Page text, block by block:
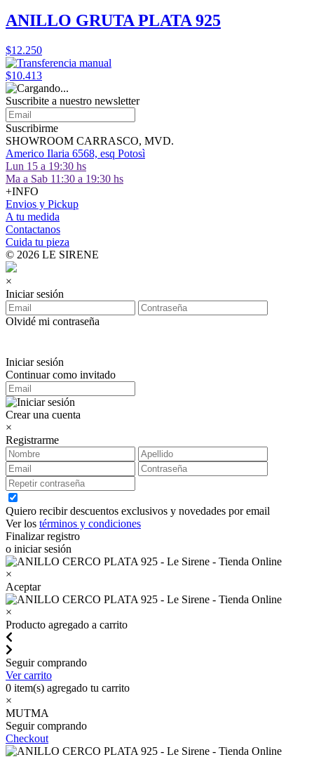
ANILLO GRUTA PLATA 925
$12.250
$10.413
Suscribite a nuestro newsletter
Suscribirme
SHOWROOM CARRASCO, MVD.
Americo Ilaria 6568, esq Potosì
Lun 15 a 19:30 hs
Ma a Sab 11:30 a 19:30 hs
+INFO
Envios y Pickup
A tu medida
Contactanos
Cuida tu pieza
© 2026 LE SIRENE
×
Iniciar sesión
Olvidé mi contraseña
Iniciar sesión
Continuar como invitado
Crear una cuenta
×
Registrarme
Quiero recibir descuentos exclusivos y novedades por email
Ver los términos y condiciones
Finalizar registro
o iniciar sesión
×
Aceptar
×
Producto agregado a carrito
Seguir comprando
Ver carrito
0 item(s) agregado tu carrito
×
MUTMA
Seguir comprando
Checkout